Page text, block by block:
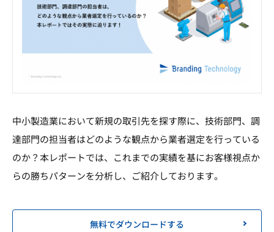
中小製造業において新規の取引先を探す際に、技術部門、調
達部門の担当者はどのような観点から業者選定を行っている
のか？本レポートでは、これまでの実績を基にお客様視点か
らの勝ちパターンを分析し、ご紹介しております。
無料でダウンロードする